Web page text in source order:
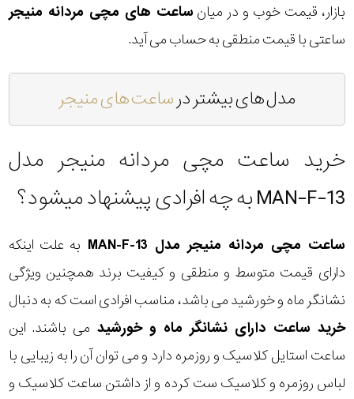
بازار، قیمت خوب و در میان ساعت های مچی مردانه منیجر
ساعتی با قیمت منطقی به حساب می آید.
مدل های بیشتر درساعت های منیجر
خرید ساعت مچی مردانه منیجر مدل
MAN-F-13 به چه افرادی پیشنهاد میشود؟
ساعت مچی مردانه منیجر مدل MAN-F-13
به علت اینکه
دارای قیمت متوسط و منطقی و کیفیت برند همچنین ویژگی
نشانگر ماه و خورشید می باشد، مناسب افرادی است که به دنبال
خرید ساعت دارای نشانگر ماه و خورشید می باشند. این
ساعت استایل کلاسیک و روزمره دارد و می توان آن را به زیبایی با
لباس روزمره و کلاسیک ست کرده و از داشتن ساعت کلاسیک و